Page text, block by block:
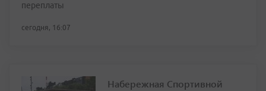
переплаты
сегодня, 16:07
Набережная Спортивной